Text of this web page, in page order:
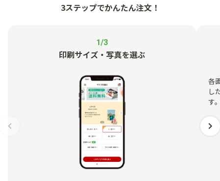
3ステップでかんたん注文！
1/3
印刷サイズ・写真を選ぶ
各
し
す